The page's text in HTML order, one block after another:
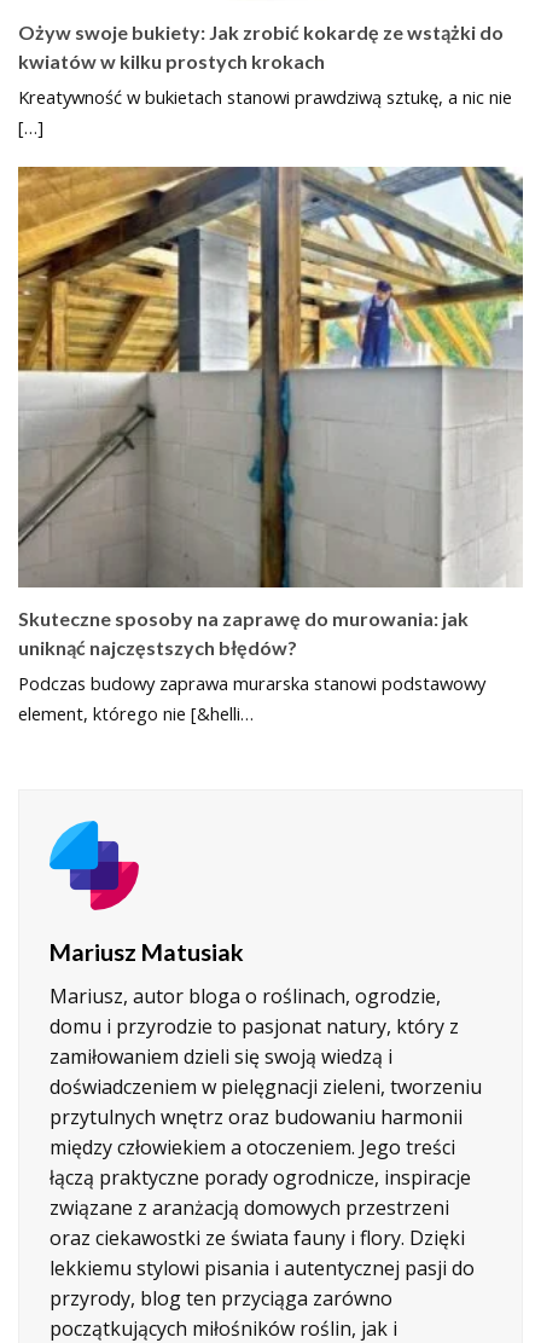
Ożyw swoje bukiety: Jak zrobić kokardę ze wstążki do
kwiatów w kilku prostych krokach
Kreatywność w bukietach stanowi prawdziwą sztukę, a nic nie
[…]
Skuteczne sposoby na zaprawę do murowania: jak
uniknąć najczęstszych błędów?
Podczas budowy zaprawa murarska stanowi podstawowy
element, którego nie [&helli…
Mariusz Matusiak
Mariusz, autor bloga o roślinach, ogrodzie,
domu i przyrodzie to pasjonat natury, który z
zamiłowaniem dzieli się swoją wiedzą i
doświadczeniem w pielęgnacji zieleni, tworzeniu
przytulnych wnętrz oraz budowaniu harmonii
między człowiekiem a otoczeniem. Jego treści
łączą praktyczne porady ogrodnicze, inspiracje
związane z aranżacją domowych przestrzeni
oraz ciekawostki ze świata fauny i flory. Dzięki
lekkiemu stylowi pisania i autentycznej pasji do
przyrody, blog ten przyciąga zarówno
początkujących miłośników roślin, jak i